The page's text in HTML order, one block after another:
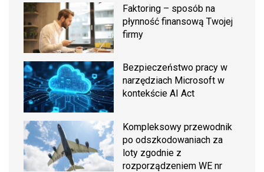
Faktoring – sposób na
płynność finansową Twojej
firmy
Bezpieczeństwo pracy w
narzędziach Microsoft w
kontekście AI Act
Kompleksowy przewodnik
po odszkodowaniach za
loty zgodnie z
rozporządzeniem WE nr